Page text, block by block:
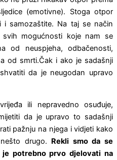
(emotivne). Stoga otpor
i samozaštite. Na taj se način
mogućnosti koje nam se
od neu­spjeha, odbačenosti,
od smrti.Čak i ako je sadašnji
da je neugodan upravo
ili nepravedno osuđuje,
da je upravo to sadašnji
pažnju na njega i vidjeti kako
drugo. Rekli smo da se
potrebno prvo djelovati na